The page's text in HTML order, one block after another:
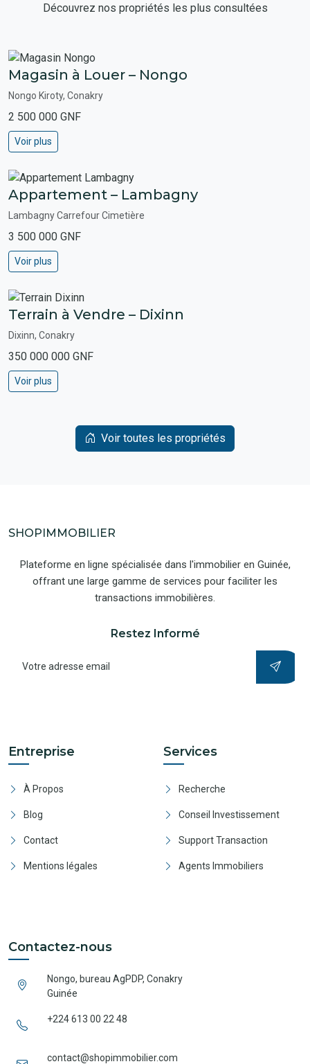
Découvrez nos propriétés les plus consultées
Magasin à Louer – Nongo
Nongo Kiroty, Conakry
2 500 000 GNF
Voir plus
Appartement – Lambagny
Lambagny Carrefour Cimetière
3 500 000 GNF
Voir plus
Terrain à Vendre – Dixinn
Dixinn, Conakry
350 000 000 GNF
Voir plus
Voir toutes les propriétés
SHOPIMMOBILIER
Plateforme en ligne spécialisée dans l'immobilier en Guinée,
offrant une large gamme de services pour faciliter les
transactions immobilières.
Restez Informé
Entreprise
À Propos
Blog
Contact
Mentions légales
Services
Recherche
Conseil Investissement
Support Transaction
Agents Immobiliers
Contactez-nous
Nongo, bureau AgPDP, Conakry
Guinée
+224 613 00 22 48
contact@shopimmobilier.com